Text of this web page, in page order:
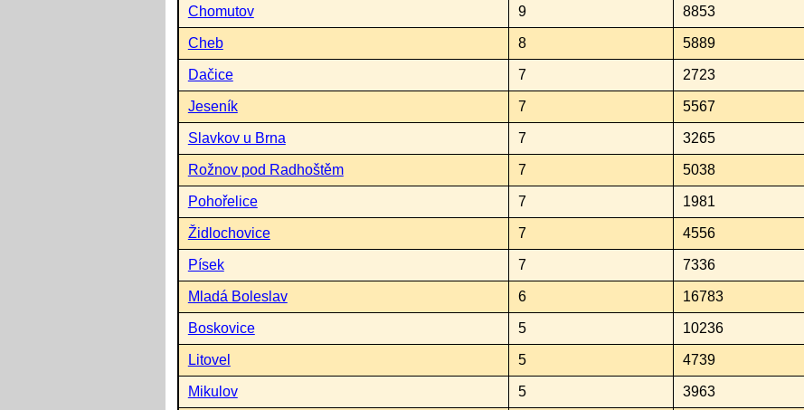
Chomutov 9 8853
Cheb 8 5889
Dačice 7 2723
Jeseník 7 5567
Slavkov u Brna 7 3265
Rožnov pod Radhoštěm 7 5038
Pohořelice 7 1981
Židlochovice 7 4556
Písek 7 7336
Mladá Boleslav 6 16783
Boskovice 5 10236
Litovel 5 4739
Mikulov 5 3963